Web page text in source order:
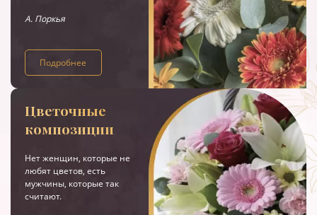
А. Поркья
Подробнее
Цветочные
композиции
Нет женщин, которые не
любят цветов, есть
мужчины, которые так
считают.